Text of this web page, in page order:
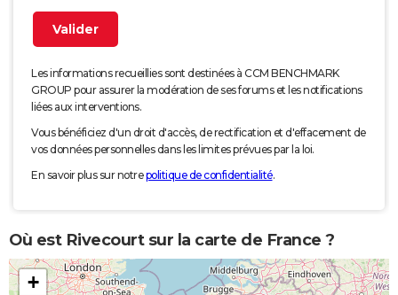
Les informations recueillies sont destinées à CCM BENCHMARK
GROUP pour assurer la modération de ses forums et les notifications
liées aux interventions.
Vous bénéficiez d'un droit d'accès, de rectification et d'effacement de
vos données personnelles dans les limites prévues par la loi.
En savoir plus sur notrepolitique de confidentialité.
Où est Rivecourt sur la carte de France ?
+